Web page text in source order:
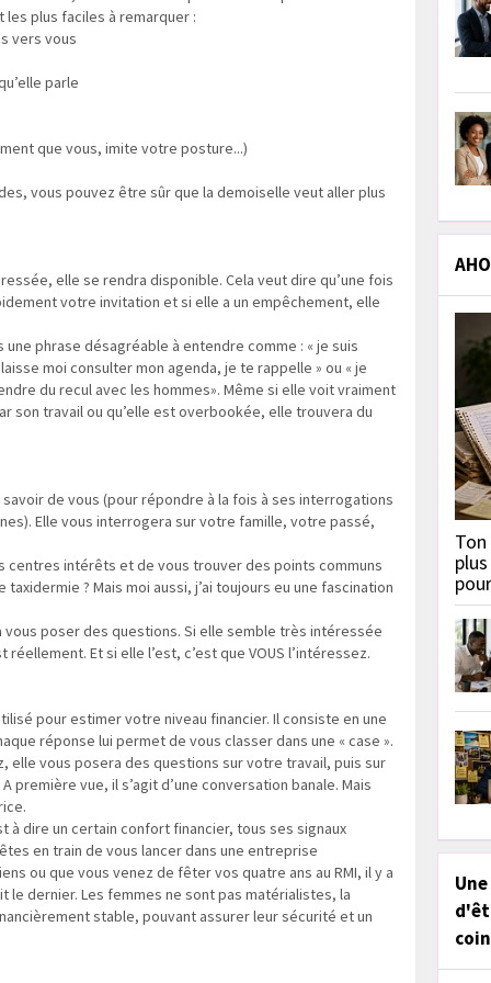
plus faciles à remarquer :
vers vous
parle
que vous, imite votre posture...)
vous pouvez être sûr que la demoiselle veut aller plus
elle se rendra disponible. Cela veut dire qu’une fois
votre invitation et si elle a un empêchement, elle
phrase désagréable à entendre comme : « je suis
moi consulter mon agenda, je te rappelle » ou « je
du recul avec les hommes». Même si elle voit vraiment
son travail ou qu’elle est overbookée, elle trouvera du
de vous (pour répondre à la fois à ses interrogations
Elle vous interrogera sur votre famille, votre passé,
centres intérêts et de vous trouver des points communs
taxidermie ? Mais moi aussi, j’ai toujours eu une fascination
vous poser des questions. Si elle semble très intéressée
Et si elle l’est, c’est que VOUS l’intéressez.
pour estimer votre niveau financier. Il consiste en une
réponse lui permet de vous classer dans une « case ».
elle vous posera des questions sur votre travail, puis sur
vue, il s’agit d’une conversation banale. Mais
à dire un certain confort financier, tous ses signaux
en train de vous lancer dans une entreprise
ou que vous venez de fêter vos quatre ans au RMI, il y a
dernier. Les femmes ne sont pas matérialistes, la
stable, pouvant assurer leur sécurité et un